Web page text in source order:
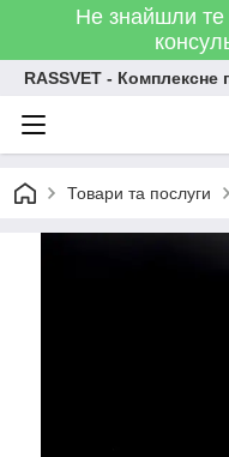
Не знайшли
RASSVET - Комплексне
Товари та послуги